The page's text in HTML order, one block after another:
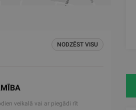
NODZĒST VISU
veikalā vai ar piegādi rīt